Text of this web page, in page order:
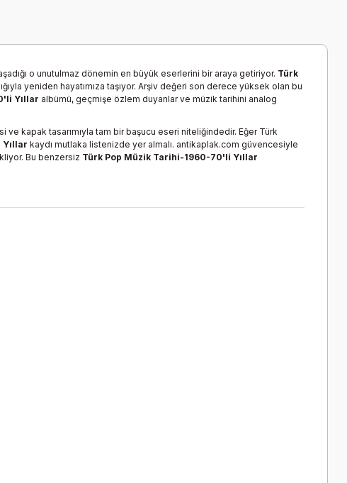
o unutulmaz dönemin en büyük eserlerini bir araya getiriyor. Türk
yeniden hayatımıza taşıyor. Arşiv değeri son derece yüksek olan bu
Yıllar albümü, geçmişe özlem duyanlar ve müzik tarihini analog
ve kapak tasarımıyla tam bir başucu eseri niteliğindedir. Eğer Türk
kaydı mutlaka listenizde yer almalı. antikaplak.com güvencesiyle
Bu benzersiz Türk Pop Müzik Tarihi-1960-70'li Yıllar